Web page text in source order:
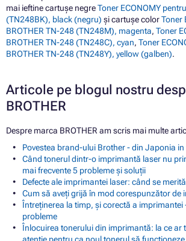
mai ieftine cartușe negreToner ECONOMY
(TN248BK), black (negru) și cartușe colorToner
BROTHER TN-248 (TN248M), magenta, Toner
BROTHER TN-248 (TN248C), cyan, Toner
BROTHER TN-248 (TN248Y), yellow (galben).
Articole pe blogul nostru
BROTHER
Despre marca BROTHER am scris mai multe
Povestea brand-ului Brother - din Japonia
Când tonerul dintr-o imprimantă laser nu
mai frecvente 5 probleme și soluții
Defecte ale imprimantei laser: când se
Cum să aveți grijă în mod corespunzător de
Întreținerea la timp, și corectă a imprimantei
probleme
Înlocuirea tonerului din imprimantă: la ce ar